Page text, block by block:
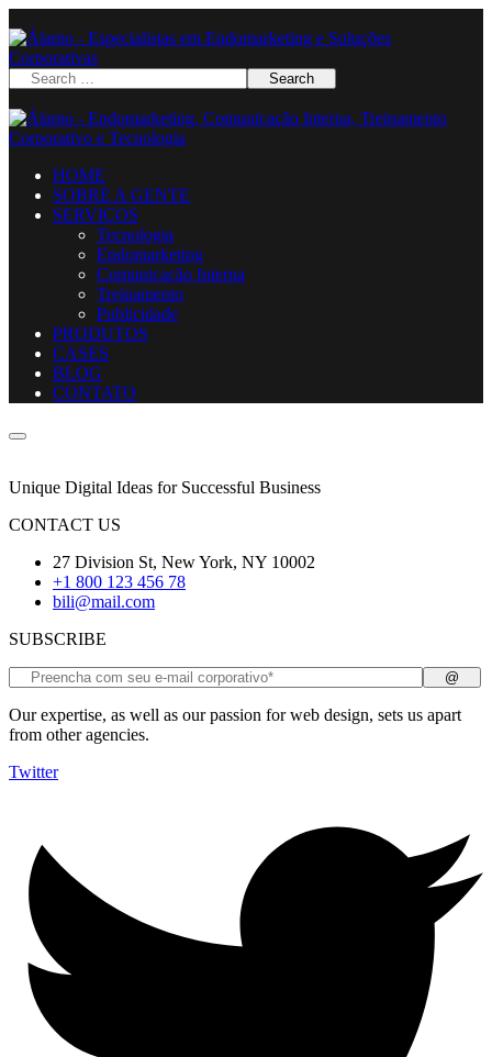
HOME
SOBRE A GENTE
SERVIÇOS
Tecnologia
Endomarketing
Comunicação Interna
Treinamento
Publicidade
PRODUTOS
CASES
BLOG
CONTATO
Unique Digital Ideas for Successful Business
CONTACT US
27 Division St, New York, NY 10002
+1 800 123 456 78
bili@mail.com
SUBSCRIBE
Our expertise, as well as our passion for web design, sets us apart
from other agencies.
Twitter